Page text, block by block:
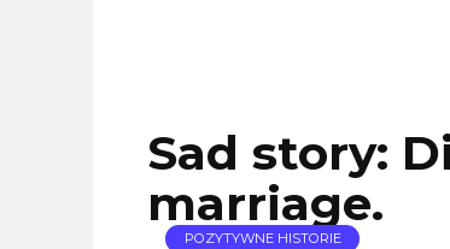
Sad story:
marriage.
POZYTYWNE HISTORIE